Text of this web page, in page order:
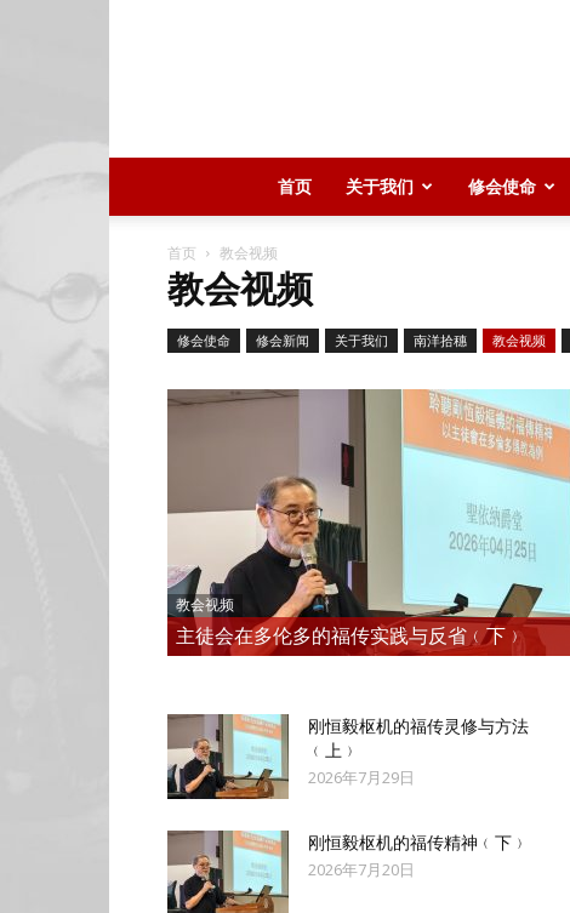
首页 关于我们 修会使命
首页 教会视频
教会视频
修会使命 修会新闻 关于我们 南洋拾穗 教会视频
教会视频
主徒会在多伦多的福传实践与反省﹙下﹚
刚恒毅枢机的福传灵修与方法
﹙上﹚
2026年7月29日
刚恒毅枢机的福传精神﹙下﹚
2026年7月20日